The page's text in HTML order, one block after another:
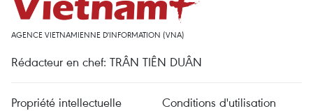
AGENCE VIETNAMIENNE D'INFORMATION (VNA)
Rédacteur en chef: TRÂN TIÊN DUÂN
Propriété intellectuelle
Conditions d'utilisation